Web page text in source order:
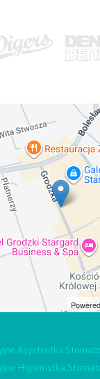
STARGARDU
Asystentka
Higienistka